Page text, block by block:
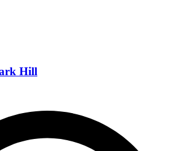
Hill